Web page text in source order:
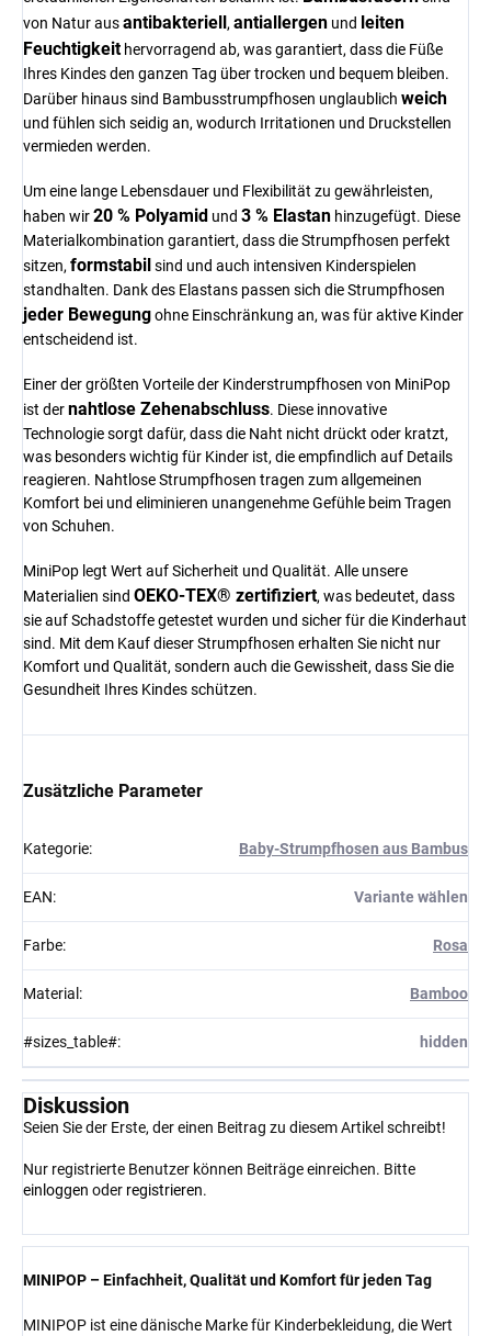
von Natur ausantibakteriell ,antiallergen und leiten
Feuchtigkeithervorragend ab, was garantiert, dass die Füße
Ihres Kindes den ganzen Tag über trocken und bequem bleiben.
Darüber hinaus sind Bambusstrumpfhosen unglaublich weich
und fühlen sich seidig an, wodurch Irritationen und Druckstellen
vermieden werden.
Um eine lange Lebensdauer und Flexibilität zu gewährleisten,
haben wir20 % Polyamid und 3 % Elastan hinzugefügt. Diese
Materialkombination garantiert, dass die Strumpfhosen perfekt
sitzen,formstabil sind und auch intensiven Kinderspielen
standhalten. Dank des Elastans passen sich die Strumpfhosen
jeder Bewegungohne Einschränkung an, was für aktive Kinder
entscheidend ist.
Einer der größten Vorteile der Kinderstrumpfhosen von MiniPop
ist dernahtlose Zehenabschluss. Diese innovative
Technologie sorgt dafür, dass die Naht nicht drückt oder kratzt,
was besonders wichtig für Kinder ist, die empfindlich auf Details
reagieren. Nahtlose Strumpfhosen tragen zum allgemeinen
Komfort bei und eliminieren unangenehme Gefühle beim Tragen
von Schuhen.
MiniPop legt Wert auf Sicherheit und Qualität. Alle unsere
Materialien sind OEKO-TEX® zertifiziert, was bedeutet, dass
sie auf Schadstoffe getestet wurden und sicher für die Kinderhaut
sind. Mit dem Kauf dieser Strumpfhosen erhalten Sie nicht nur
Komfort und Qualität, sondern auch die Gewissheit, dass Sie die
Gesundheit Ihres Kindes schützen.
Zusätzliche Parameter
Kategorie: Baby-Strumpfhosen aus Bambus
EAN: Variante wählen
Farbe: Rosa
Material : Bamboo
#sizes_table#: hidden
Diskussion
Seien Sie der Erste, der einen Beitrag zu diesem Artikel schreibt!
Nur registrierte Benutzer können Beiträge einreichen. Bitte
einloggen oder registrieren.
MINIPOP – Einfachheit, Qualität und Komfort für jeden Tag
MINIPOP ist eine dänische Marke für Kinderbekleidung, die Wert